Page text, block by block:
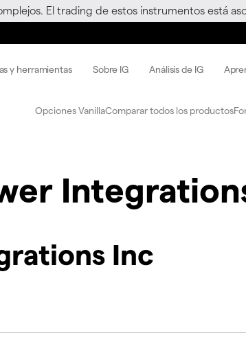
El trading de estos instrumentos está
y herramientas Sobre IG Análisis de IG
Opciones VanillaComparar todos los productos
Inc